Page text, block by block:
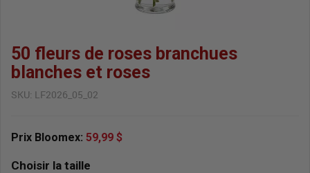
50 fleurs de roses branchues
blanches et roses
SKU: LF2026_05_02
Prix Bloomex: 59,99 $
Choisir la taille